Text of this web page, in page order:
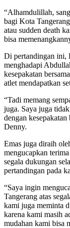
“Alhamdulillah,
bagi Kota
atau sudden death
bisa
Di pertandingan ini,
menghadapi
kesepakatan
atlet mendapatkan
“Tadi memang
juga. Saya juga
dengan
Denny.
Emas juga diraih
mengucapkan
segala dukungan
pertandingan pada
“Saya ingin
Tangerang atas
kami juga meminta
karena kami masih
mudahan kami bisa